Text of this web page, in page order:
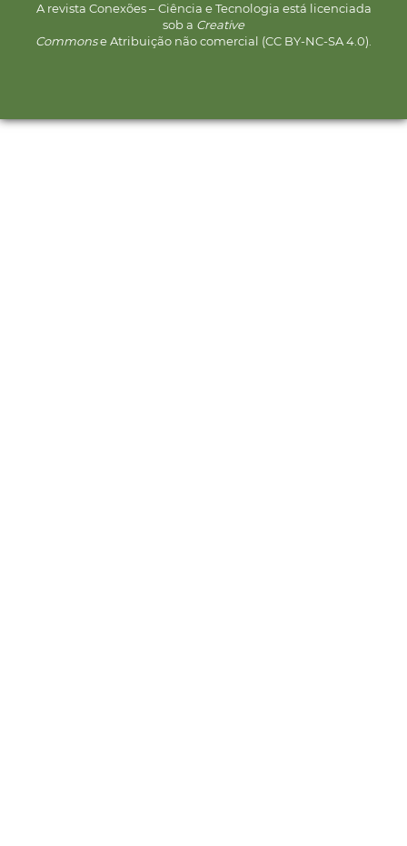
A revista Conexões – Ciência e Tecnologia está licenciada
sob a Creative
Commonse Atribuição não comercial (CC BY-NC-SA 4.0).